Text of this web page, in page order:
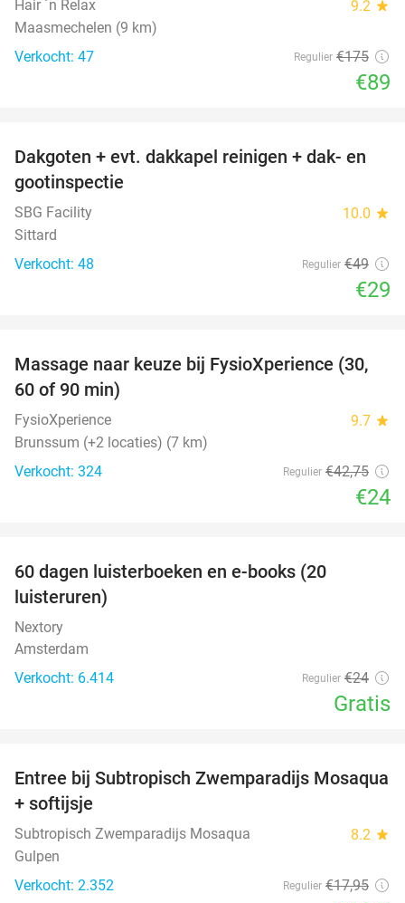
Hair ´n Relax 9.2 star
Maasmechelen (9 km)
Verkocht: 47
Regulier €175
€89
41%
Dakgoten + evt. dakkapel reinigen + dak- en
gootinspectie
SBG Facility 10.0 star
Sittard
Verkocht: 48
Regulier €49
€29
44%
Massage naar keuze bij FysioXperience (30,
60 of 90 min)
FysioXperience 9.7 star
Brunssum (+2 locaties) (7 km)
Verkocht: 324
Regulier €42,75
€24
60 dagen luisterboeken en e-books (20
luisteruren)
Nextory
Amsterdam
Verkocht: 6.414
Regulier €24
Gratis
25%
Entree bij Subtropisch Zwemparadijs Mosaqua
+ softijsje
Subtropisch Zwemparadijs Mosaqua 8.2 star
Gulpen
Verkocht: 2.352
Regulier €17,95